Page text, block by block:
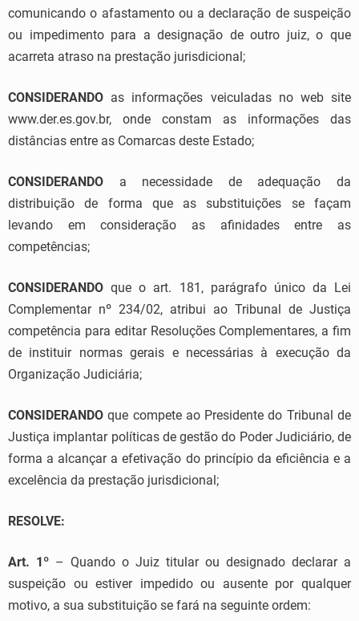
comunicando o afastamento ou a declaração de suspeição
ou impedimento para a designação de outro juiz, o que
acarreta atraso na prestação jurisdicional;
CONSIDERANDO as informações veiculadas no web site
www.der.es.gov.br, onde constam as informações das
distâncias entre as Comarcas deste Estado;
CONSIDERANDO a necessidade de adequação da
distribuição de forma que as substituições se façam
levando em consideração as afinidades entre as
competências;
CONSIDERANDO que o art. 181, parágrafo único da Lei
Complementar nº 234/02, atribui ao Tribunal de Justiça
competência para editar Resoluções Complementares, a fim
de instituir normas gerais e necessárias à execução da
Organização Judiciária;
CONSIDERANDO que compete ao Presidente do Tribunal de
Justiça implantar políticas de gestão do Poder Judiciário, de
forma a alcançar a efetivação do princípio da eficiência e a
excelência da prestação jurisdicional;
RESOLVE:
Art. 1º – Quando o Juiz titular ou designado declarar a
suspeição ou estiver impedido ou ausente por qualquer
motivo, a sua substituição se fará na seguinte ordem: